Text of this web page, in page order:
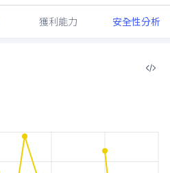
獲利能力 安全性分析